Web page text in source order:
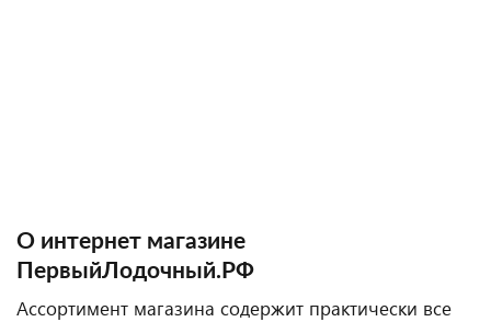
О интернет магазине
ПервыйЛодочный.РФ
Ассортимент магазина содержит практически все